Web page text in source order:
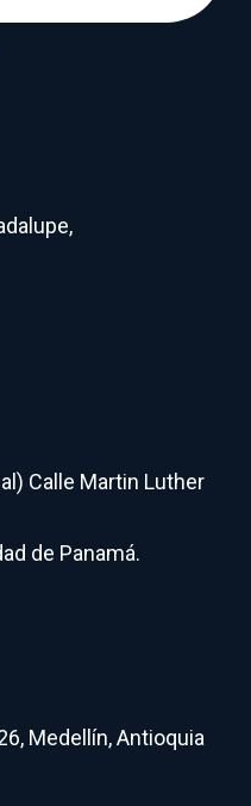
Calle Martin Luther
de Panamá.
Medellín, Antioquia